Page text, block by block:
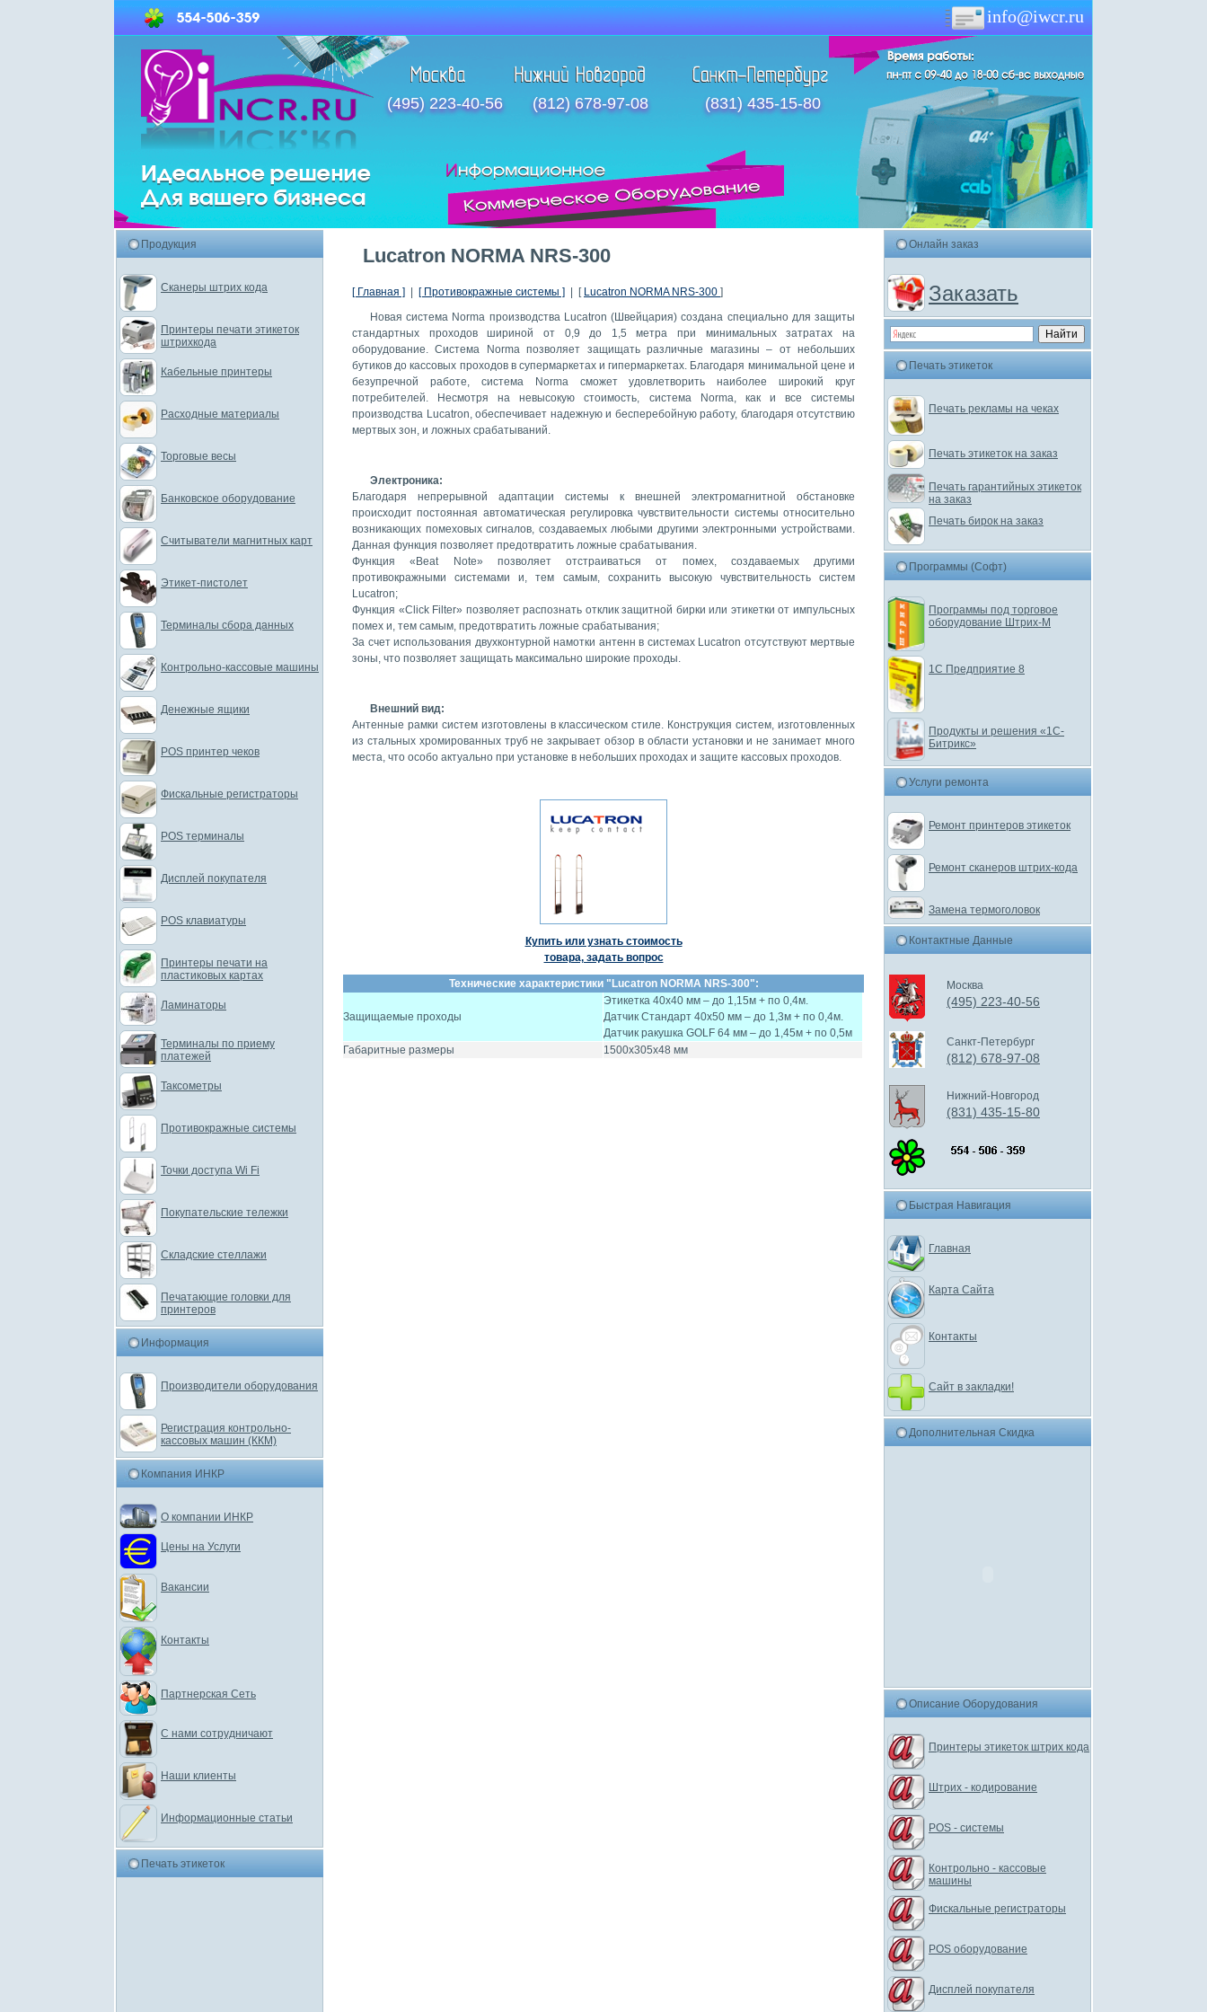
info@iwcr.ru
(495) 223-40-56 (812) 678-97-08 (831) 435-15-80
Lucatron NORMA NRS-300
[ Главная ] [ Противокражные системы ] | [ Lucatron NORMA NRS-300 ]
Новая система Norma производства Lucatron (Швейцария) создана специально для защиты
стандартных проходов шириной от 0,9 до 1,5 метра при минимальных затратах на
оборудование. Система Norma позволяет защищать различные магазины – от небольших
бутиков до кассовых проходов в супермаркетах и гипермаркетах. Благодаря минимальной цене и
безупречной работе, система Norma сможет удовлетворить наиболее широкий круг
потребителей. Несмотря на невысокую стоимость, система Norma, как и все системы
производства Lucatron, обеспечивает надежную и бесперебойную работу, благодаря отсутствию
мертвых зон, и ложных срабатываний.
Электроника:
Благодаря непрерывной адаптации системы к внешней электромагнитной обстановке
происходит постоянная автоматическая регулировка чувствительности системы относительно
возникающих помеховых сигналов, создаваемых любыми другими электронными устройствами.
Данная функция позволяет предотвратить ложные срабатывания.
Функция «Beat Note» позволяет отстраиваться от помех, создаваемых другими
противокражными системами и, тем самым, сохранить высокую чувствительность систем
Lucatron;
Функция «Click Filter» позволяет распознать отклик защитной бирки или этикетки от импульсных
помех и, тем самым, предотвратить ложные срабатывания;
За счет использования двухконтурной намотки антенн в системах Lucatron отсутствуют мертвые
зоны, что позволяет защищать максимально широкие проходы.
Внешний вид:
Антенные рамки систем изготовлены в классическом стиле. Конструкция систем, изготовленных
из стальных хромированных труб не закрывает обзор в области установки и не занимает много
места, что особо актуально при установке в небольших проходах и защите кассовых проходов.
Купить или узнать стоимость
товара, задать вопрос
Технические характеристики "Lucatron NORMA NRS-300":
Защищаемые проходы
Этикетка 40х40 мм – до 1,15м + по 0,4м.
Датчик Стандарт 40х50 мм – до 1,3м + по 0,4м.
Датчик ракушка GOLF 64 мм – до 1,45м + по 0,5м
Габаритные размеры
1500x305x48 мм
Продукция
Сканеры штрих кода
Принтеры печати этикеток
штрихкода
Кабельные принтеры
Расходные материалы
Торговые весы
Банковское оборудование
Считыватели магнитных карт
Этикет-пистолет
Терминалы сбора данных
Контрольно-кассовые машины
Денежные ящики
POS принтер чеков
Фискальные регистраторы
POS терминалы
Дисплей покупателя
POS клавиатуры
Принтеры печати на
пластиковых картах
Ламинаторы
Терминалы по приему
платежей
Таксометры
Противокражные системы
Точки доступа Wi Fi
Покупательские тележки
Складские стеллажи
Печатающие головки для
принтеров
Информация
Производители оборудования
Регистрация контрольно-
кассовых машин (ККМ)
Компания ИНКР
О компании ИНКР
Цены на Услуги
Вакансии
Контакты
Партнерская Сеть
С нами сотрудничают
Наши клиенты
Информационные статьи
Печать этикеток
Онлайн заказ
Заказать
Печать этикеток
Печать рекламы на чеках
Печать этикеток на заказ
Печать гарантийных этикеток
на заказ
Печать бирок на заказ
Программы (Софт)
Программы под торговое
оборудование Штрих-М
1С Предприятие 8
Продукты и решения «1С-
Битрикс»
Услуги ремонта
Ремонт принтеров этикеток
Ремонт сканеров штрих-кода
Замена термоголовок
Контактные Данные
Москва
(495) 223-40-56
Санкт-Петербург
(812) 678-97-08
Нижний-Новгород
(831) 435-15-80
Быстрая Навигация
Главная
Карта Сайта
Контакты
Сайт в закладки!
Дополнительная Скидка
Описание Оборудования
Принтеры этикеток штрих кода
Штрих - кодирование
POS - системы
Контрольно - кассовые
машины
Фискальные регистраторы
POS оборудование
Дисплей покупателя